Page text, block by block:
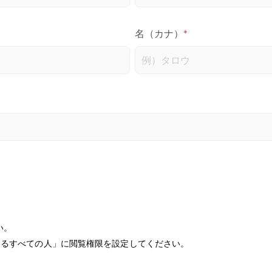
名（カナ） *
すべての人」に閲覧権限を設定してください。